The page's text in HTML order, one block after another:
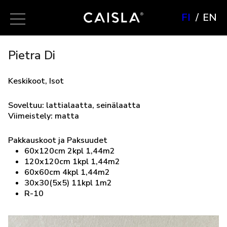
FI EN
Pietra Di
Keskikoot, Isot
Soveltuu: lattialaatta, seinälaatta
Viimeistely: matta
Pakkauskoot ja Paksuudet
60x120cm 2kpl 1,44m2
120x120cm 1kpl 1,44m2
60x60cm 4kpl 1,44m2
30x30(5x5) 11kpl 1m2
R-10